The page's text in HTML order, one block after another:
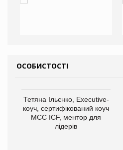
ОСОБИСТОСТІ
Тетяна Ільєнко, Executive-
коуч, сертифікований коуч
МСС ICF, ментор для
лідерів